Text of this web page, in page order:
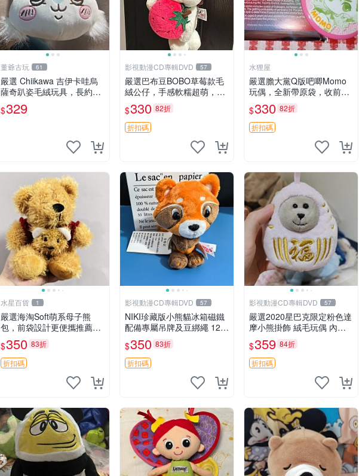
董爺古玩 61
嚴選 Chiikawa 吉伊卡哇烏
薩奇趴姿毛絨玩具，長約30
cm，質地超軟適合收藏 烏
薩奇 Chiikawa 毛絨 超軟
$329
影視動漫CD專輯DVD 57
嚴選巴布豆BOBO草莓款毛
絨公仔，手感軟糯超萌，成
色優良適合作為收藏品或包
包配飾。可視頻確認詳情。
巴布豆 BOBO 草莓 毛絨公
仔 收藏 包配飾
$330 82折
折扣碼
水狸屋
嚴選膽大黨Q版吧唧Momo
玩偶，全新帶原袋，收前請
詳讀收物須知。非偏遠地區
同城可取。 膽大黨 Q版 陳
冠希 妙Q玩偶
$330 82折
折扣碼
水星百貨 1
嚴選海淘Soft萌系母子熊
包，前袋設計更便攜推薦收
藏 母子熊 軟綿綿 包包
$350 83折
折扣碼
影視動漫CD專輯DVD 57
NIKI珍藏版小熊貓冰箱磁鐵
配備專屬吊牌及豆綁繩 12c
m 廢品嚴選 好評推薦 小熊
貓冰箱貼 磁鐵掛件 冰箱飾
品
$350 83折
折扣碼
影視動漫CD專輯DVD 57
嚴選2020星巴克限定粉色達
摩小熊掛飾 絨毛玩偶 內裡
小熊 可愛 御用伴侶 默認微
暇 售後自理 小熊掛飾 星巴
克 限量版
$359 84折
折扣碼